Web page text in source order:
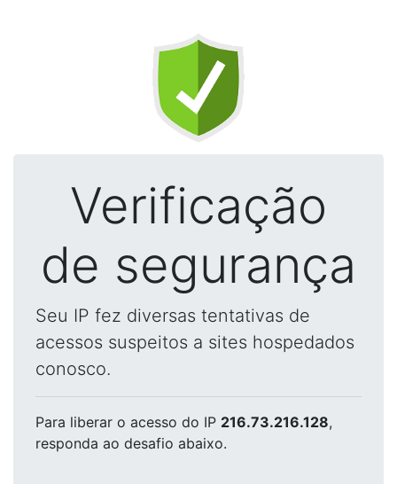
Verificação
de segurança
Seu IP fez diversas tentativas de
acessos suspeitos a sites hospedados
conosco.
Para liberar o acesso do IP 216.73.216.128,
responda ao desafio abaixo.